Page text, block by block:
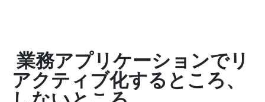
業務アプリケーションでリ
アクティブ化するところ、